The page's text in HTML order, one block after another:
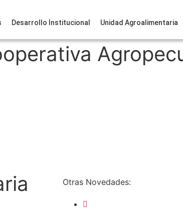
Desarrollo Institucional Unidad Agroalimentaria
Otras Novedades: